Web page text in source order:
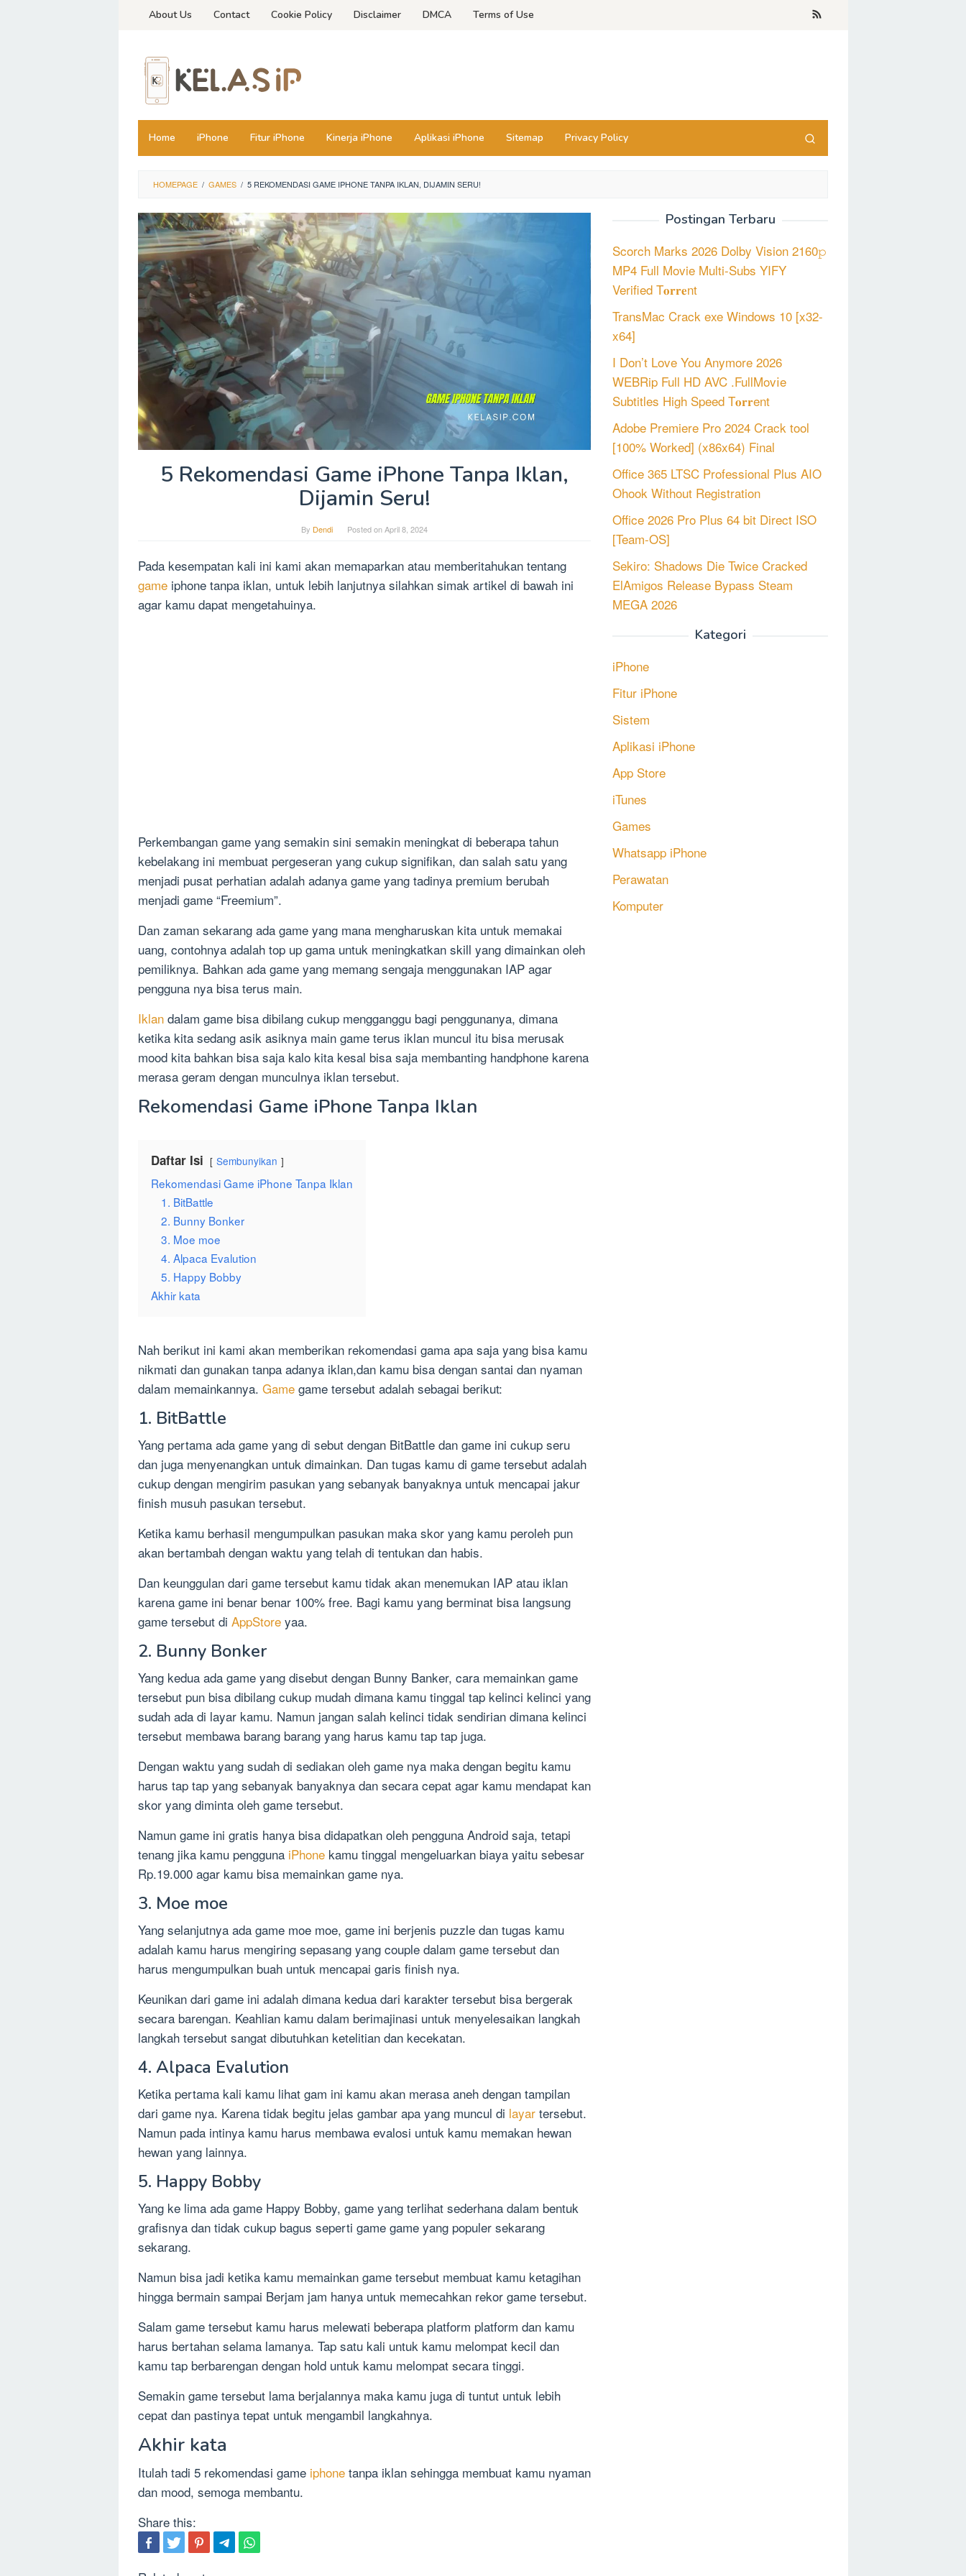
About Us Contact Cookie Policy Disclaimer DMCA Terms of Use
Home iPhone Fitur iPhone Kinerja iPhone Aplikasi iPhone Sitemap Privacy Policy
HOMEPAGE / GAMES / 5 REKOMENDASI GAME IPHONE TANPA IKLAN, DIJAMIN SERU!
5 Rekomendasi Game iPhone Tanpa Iklan,
Dijamin Seru!
By Dendi Posted onApril 8, 2024
Pada kesempatan kali ini kami akan memaparkan atau memberitahukan tentang
game iphone tanpa iklan, untuk lebih lanjutnya silahkan simak artikel di bawah ini
agar kamu dapat mengetahuinya.
Perkembangan game yang semakin sini semakin meningkat di beberapa tahun
kebelakang ini membuat pergeseran yang cukup signifikan, dan salah satu yang
menjadi pusat perhatian adalah adanya game yang tadinya premium berubah
menjadi game “Freemium”.
Dan zaman sekarang ada game yang mana mengharuskan kita untuk memakai
uang, contohnya adalah top up gama untuk meningkatkan skill yang dimainkan oleh
pemiliknya. Bahkan ada game yang memang sengaja menggunakan IAP agar
pengguna nya bisa terus main.
Iklan dalam game bisa dibilang cukup mengganggu bagi penggunanya, dimana
ketika kita sedang asik asiknya main game terus iklan muncul itu bisa merusak
mood kita bahkan bisa saja kalo kita kesal bisa saja membanting handphone karena
merasa geram dengan munculnya iklan tersebut.
Rekomendasi Game iPhone Tanpa Iklan
Daftar Isi Sembunyikan
Rekomendasi Game iPhone Tanpa Iklan
1. BitBattle
2. Bunny Bonker
3. Moe moe
4. Alpaca Evalution
5. Happy Bobby
Akhir kata
Nah berikut ini kami akan memberikan rekomendasi gama apa saja yang bisa kamu
nikmati dan gunakan tanpa adanya iklan,dan kamu bisa dengan santai dan nyaman
dalam memainkannya. Game game tersebut adalah sebagai berikut:
1. BitBattle
Yang pertama ada game yang di sebut dengan BitBattle dan game ini cukup seru
dan juga menyenangkan untuk dimainkan. Dan tugas kamu di game tersebut adalah
cukup dengan mengirim pasukan yang sebanyak banyaknya untuk mencapai jakur
finish musuh pasukan tersebut.
Ketika kamu berhasil mengumpulkan pasukan maka skor yang kamu peroleh pun
akan bertambah dengan waktu yang telah di tentukan dan habis.
Dan keunggulan dari game tersebut kamu tidak akan menemukan IAP atau iklan
karena game ini benar benar 100% free. Bagi kamu yang berminat bisa langsung
game tersebut di AppStore yaa.
2. Bunny Bonker
Yang kedua ada game yang disebut dengan Bunny Banker, cara memainkan game
tersebut pun bisa dibilang cukup mudah dimana kamu tinggal tap kelinci kelinci yang
sudah ada di layar kamu. Namun jangan salah kelinci tidak sendirian dimana kelinci
tersebut membawa barang barang yang harus kamu tap tap juga.
Dengan waktu yang sudah di sediakan oleh game nya maka dengan begitu kamu
harus tap tap yang sebanyak banyaknya dan secara cepat agar kamu mendapat kan
skor yang diminta oleh game tersebut.
Namun game ini gratis hanya bisa didapatkan oleh pengguna Android saja, tetapi
tenang jika kamu pengguna iPhone kamu tinggal mengeluarkan biaya yaitu sebesar
Rp.19.000 agar kamu bisa memainkan game nya.
3. Moe moe
Yang selanjutnya ada game moe moe, game ini berjenis puzzle dan tugas kamu
adalah kamu harus mengiring sepasang yang couple dalam game tersebut dan
harus mengumpulkan buah untuk mencapai garis finish nya.
Keunikan dari game ini adalah dimana kedua dari karakter tersebut bisa bergerak
secara barengan. Keahlian kamu dalam berimajinasi untuk menyelesaikan langkah
langkah tersebut sangat dibutuhkan ketelitian dan kecekatan.
4. Alpaca Evalution
Ketika pertama kali kamu lihat gam ini kamu akan merasa aneh dengan tampilan
dari game nya. Karena tidak begitu jelas gambar apa yang muncul di layar tersebut.
Namun pada intinya kamu harus membawa evalosi untuk kamu memakan hewan
hewan yang lainnya.
5. Happy Bobby
Yang ke lima ada game Happy Bobby, game yang terlihat sederhana dalam bentuk
grafisnya dan tidak cukup bagus seperti game game yang populer sekarang
sekarang.
Namun bisa jadi ketika kamu memainkan game tersebut membuat kamu ketagihan
hingga bermain sampai Berjam jam hanya untuk memecahkan rekor game tersebut.
Salam game tersebut kamu harus melewati beberapa platform platform dan kamu
harus bertahan selama lamanya. Tap satu kali untuk kamu melompat kecil dan
kamu tap berbarengan dengan hold untuk kamu melompat secara tinggi.
Semakin game tersebut lama berjalannya maka kamu juga di tuntut untuk lebih
cepat dan pastinya tepat untuk mengambil langkahnya.
Akhir kata
Itulah tadi 5 rekomendasi game iphone tanpa iklan sehingga membuat kamu nyaman
dan mood, semoga membantu.
Share this:
Postingan Terbaru
Scorch Marks 2026 Dolby Vision 2160𝚙
MP4 Full Movie Multi-Subs YIFY
Verified T𝐨𝐫𝐫𝐞nt
TransMac Crack exe Windows 10 [x32-
x64]
I Don’t Love You Anymore 2026
WEBRip Full HD AVC .FullMov𝗂e
Subtitles High Speed T𝐨𝐫𝐫ent
Adobe Premiere Pro 2024 Crack tool
[100% Worked] (x86x64) Final
Office 365 LTSC Professional Plus AIO
Ohook Without Registration
Office 2026 Pro Plus 64 bit Direct ISO
[Team-OS]
Sekiro: Shadows Die Twice Cracked
ElAmigos Release Bypass Steam
MEGA 2026
Kategori
iPhone
Fitur iPhone
Sistem
Aplikasi iPhone
App Store
iTunes
Games
Whatsapp iPhone
Perawatan
Komputer